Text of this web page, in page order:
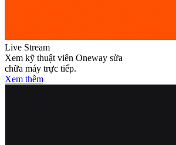
Live Stream
Xem kỹ thuật viên Oneway sửa
chữa máy trực tiếp.
Xem thêm